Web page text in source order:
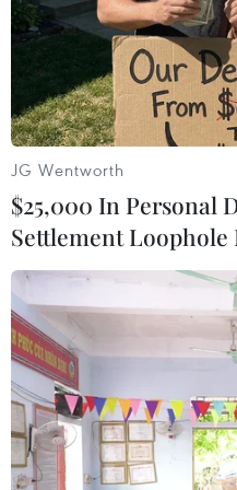
Nhằm hỗ trợ người
Thừa Thiên-Huế đã
nhất là đoàn thanh
con vận chuyển đồ đạc.
JG Wentworth
$25,000 In Personal
Settlement